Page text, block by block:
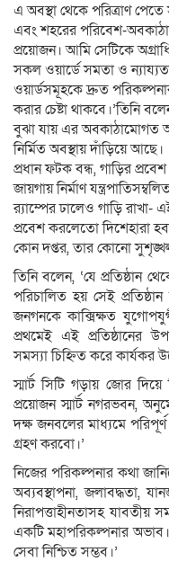
এ অবস্থা থেকে পরিত্রাণ
এবং শহরের পরিবেশ-
প্রয়োজন। আমি সেটিকে
সকল ওয়ার্ডে সমতা ও
ওয়ার্ডসমূহকে দ্রুত
করার চেষ্টা থাকবে।’তিনি
বুঝা যায় এর অবকাঠামোগত
নির্মিত অবস্থায় দাঁড়িয়ে আছে।
প্রধান ফটক বন্ধ, গাড়ির
জায়গায় নির্মাণ
র‌্যাম্পের ঢালেও গাড়ি
প্রবেশ করলেতো দিশেহারা
কোন দপ্তর, তার কোনো সুশৃঙ্খল
তিনি বলেন, ‘যে প্রতিষ্ঠান
পরিচালিত হয় সেই
জনগনকে কাক্সিক্ষত
প্রথমেই এই প্রতিষ্ঠানের
সমস্যা চিহ্নিত করে কার্যকর
স্মার্ট সিটি গড়ায় জোর
প্রয়োজন স্মার্ট নগরভবন,
দক্ষ জনবলের মাধ্যমে
গ্রহণ করবো।’
নিজের পরিকল্পনার কথা
অব্যবস্থাপনা, জলাবদ্ধতা,
নিরাপত্তাহীনতাসহ যাবতীয়
একটি মহাপরিকল্পনার
সেবা নিশ্চিত সম্ভব।’